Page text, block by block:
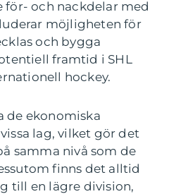
för- och nackdelar med
möjligheten för
och bygga
framtid i SHL
hockey.
de ekonomiska
lag, vilket gör det
samma nivå som de
finns det alltid
till en lägre division,